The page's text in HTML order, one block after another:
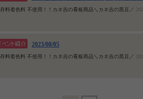
料着色料 不使用！！カネ吉の看板商品＼カネ吉の黒豆／
2023/08/05
料着色料 不使用！！カネ吉の看板商品＼カネ吉の黒豆／